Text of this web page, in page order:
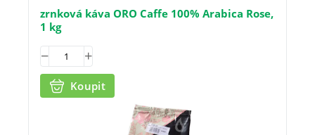
zrnková káva ORO Caffe 100% Arabica Rose,
1 kg
Koupit